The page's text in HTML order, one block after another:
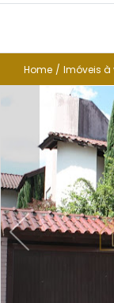
Home / Imóveis à